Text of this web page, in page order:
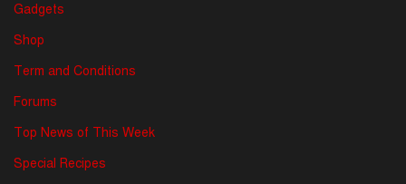
Gadgets
Shop
Term and Conditions
Forums
Top News of This Week
Special Recipes